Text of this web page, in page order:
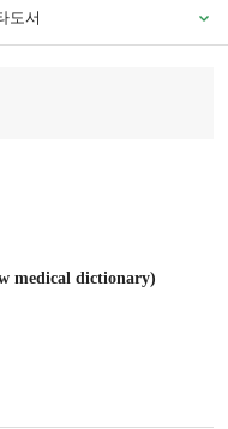
도서
medical dictionary)